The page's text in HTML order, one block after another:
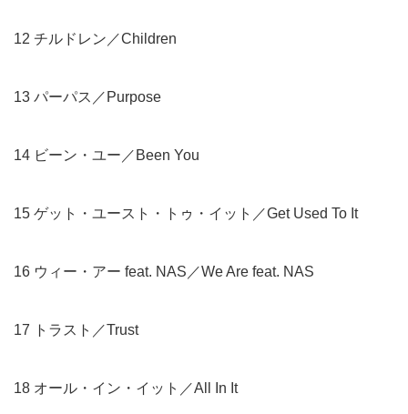
12 チルドレン／Children
13 パーパス／Purpose
14 ビーン・ユー／Been You
15 ゲット・ユースト・トゥ・イット／Get Used To It
16 ウィー・アー feat. NAS／We Are feat. NAS
17 トラスト／Trust
18 オール・イン・イット／All In It